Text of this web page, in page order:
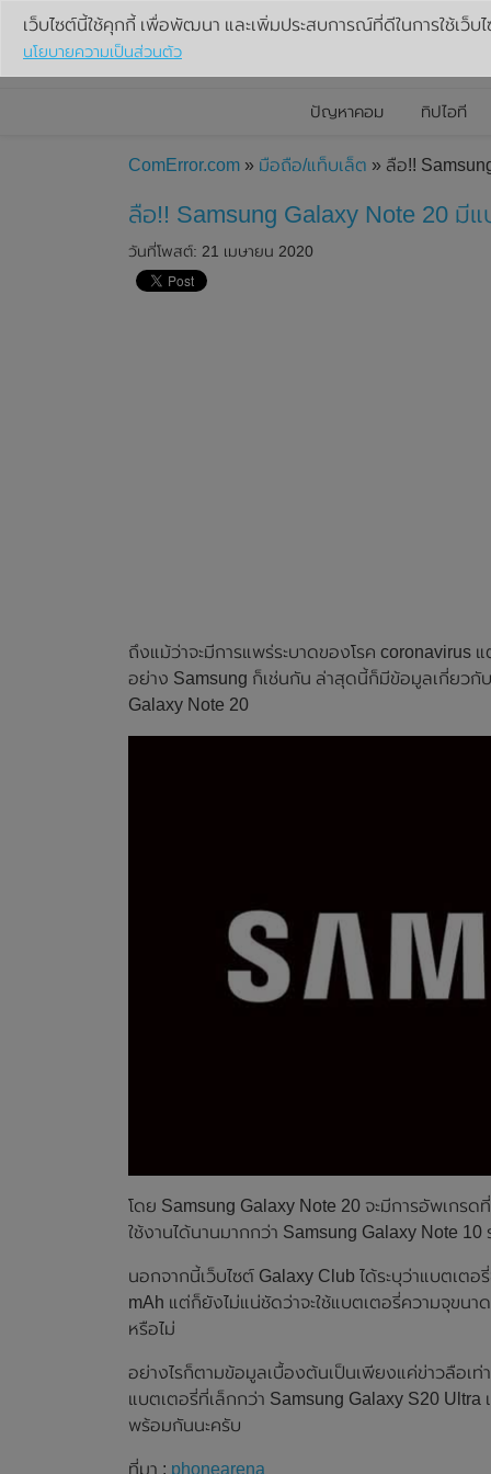
ปัญหาคอม ทิปไอที
ComError.com » มือถือ/แท็บเล็ต » ลือ!!
ลือ!! Samsung Galaxy Note 20 มี
วันที่โพสต์: 21 เมษายน 2020
ถึงแม้ว่าจะมีการแพร่ระบาดของโรค
อย่าง Samsung ก็เช่นกัน ล่าสุดนี้ก็มีข้อมูลเกี่ยว
Galaxy Note 20
โดย Samsung Galaxy Note 20 จะมีการอัพเกร
ใช้งานได้นานมากกว่า Samsung Galaxy Note
นอกจากนี้เว็บไซต์ Galaxy Club ได้ระบุว่าแบตเต
mAh แต่ก็ยังไม่แน่ชัดว่าจะใช้แบตเตอรี่ความจุขน
หรือไม่
อย่างไรก็ตามข้อมูลเบื้องต้นเป็นเพียงแค่ข่าวลือเท่
แบตเตอรี่ที่เล็กกว่า Samsung Galaxy S20
พร้อมกันนะครับ
ที่มา : phonearena
เว็บไซต์นี้ใช้คุกกี้ เพื่อพัฒนา และเพิ่มประสบการณ์ที่ดีในการใช้เว็บ
นโยบายความเป็นส่วนตัว